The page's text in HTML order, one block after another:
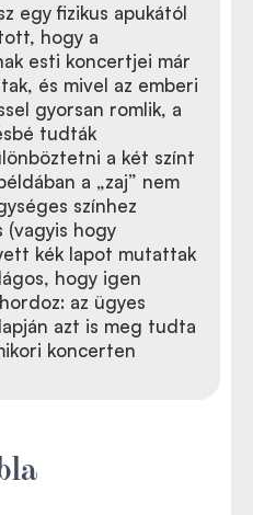
egy fizikus apukától
hogy a
esti koncertjei már
és mivel az emberi
gyorsan romlik, a
tudták
a két színt
a „zaj” nem
színhez
(vagyis hogy
kék lapot mutattak
hogy igen
az ügyes
azt is meg tudta
koncerten